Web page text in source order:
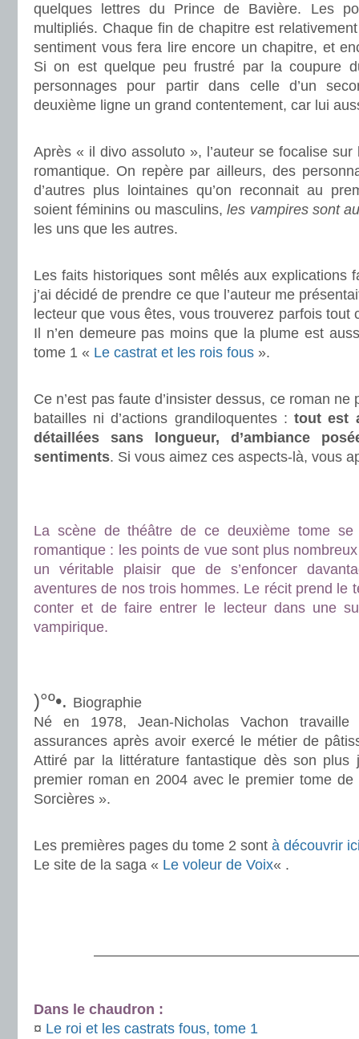
quelques lettres du Prince de Bavière. Les
multipliés. Chaque fin de chapitre est
sentiment vous fera lire encore un chapitre, et
Si on est quelque peu frustré par la coupure
personnages pour partir dans celle d’un
deuxième ligne un grand contentement, car lui
Après « il divo assoluto », l’auteur se focalise sur
romantique. On repère par ailleurs, des
d’autres plus lointaines qu’on reconnait au
soient féminins ou masculins,les vampires sont
les uns que les autres.
Les faits historiques sont mêlés aux explications
j’ai décidé de prendre ce que l’auteur me
lecteur que vous êtes, vous trouverez parfois tout
Il n’en demeure pas moins que la plume est
tome 1 « Le castrat et les rois fous ».
Ce n’est pas faute d’insister dessus, ce roman
batailles ni d’actions grandiloquentes : tout est
détaillées sans longueur, d’ambiance
sentiments. Si vous aimez ces aspects-là, vous
La scène de théâtre de ce deuxième tome se
romantique : les points de vue sont plus
un véritable plaisir que de s’enfoncer
aventures de nos trois hommes. Le récit prend le
conter et de faire entrer le lecteur dans une
vampirique.
)°º•. Biographie
Né en 1978, Jean-Nicholas Vachon travaille
assurances après avoir exercé le métier de
Attiré par la littérature fantastique dès son plus
premier roman en 2004 avec le premier tome de
Sorcières ».
Les premières pages du tome 2 sont à découvrir
Le site de la saga « Le voleur de Voix« .
Dans le chaudron :
¤ Le roi et les castrats fous, tome 1